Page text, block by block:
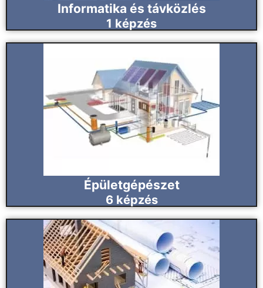
Informatika és távközlés
1 képzés
Épületgépészet
6 képzés